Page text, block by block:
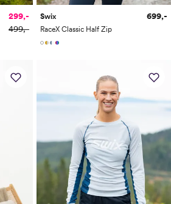
299,-
499,-
Swix
RaceX Classic Half Zip
699,-